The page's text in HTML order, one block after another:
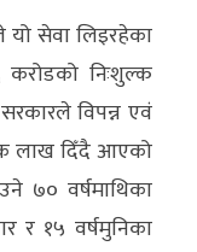
यो सेवा लिइरहेका
निःशुल्क
विपन्न एवं
लाख दिँदै आएको
७० वर्षमाथिका
र १५ वर्षमुनिका